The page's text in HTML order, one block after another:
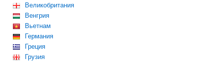
Великобритания
Венгрия
Вьетнам
Германия
Греция
Грузия